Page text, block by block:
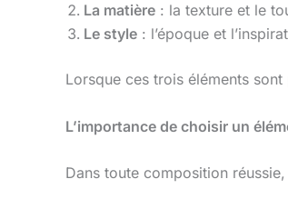
La matière : la texture et le
Le style : l’époque et
Lorsque ces trois éléments
L’importance de choisir un
Dans toute composition